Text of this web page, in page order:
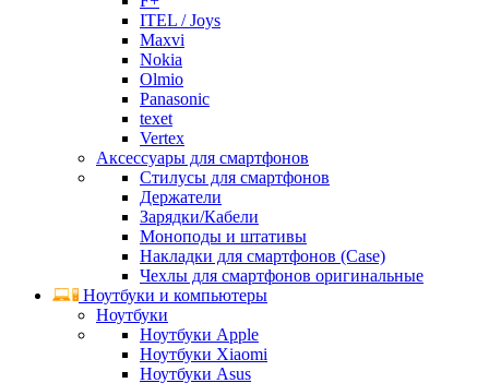
ITEL / Joys
Maxvi
Nokia
Olmio
Panasonic
texet
Vertex
Аксессуары для смартфонов
Стилусы для смартфонов
Держатели
Зарядки/Кабели
Моноподы и штативы
Накладки для смартфонов (Case)
Чехлы для смартфонов оригинальные
Ноутбуки и компьютеры
Ноутбуки
Ноутбуки Apple
Ноутбуки Xiaomi
Ноутбуки Asus